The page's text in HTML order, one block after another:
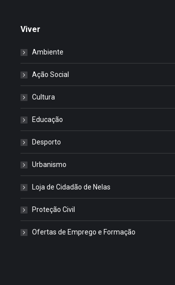
Viver
Ambiente
Ação Social
Cultura
Educação
Desporto
Urbanismo
Loja de Cidadão de Nelas
Proteção Civil
Ofertas de Emprego e Formação